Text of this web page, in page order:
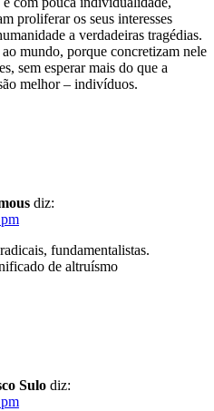
proliferar os seus interesses
a verdadeiras tragédias.
mundo, porque concretizam nele
sem esperar mais do que a
melhor – indivíduos.
diz:
fundamentalistas.
de altruísmo
Sulo diz: